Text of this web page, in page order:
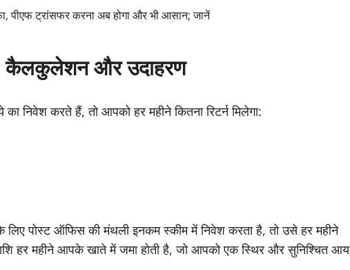
पीएफ ट्रांसफर करना अब होगा और भी आसान; जानें
कैलकुलेशन और उदाहरण
करते हैं, तो आपको हर महीने कितना रिटर्न मिलेगा:
पोस्ट ऑफिस की मंथली इनकम स्कीम में निवेश करता है, तो उसे हर महीने
हर महीने आपके खाते में जमा होती है, जो आपको एक स्थिर और सुनिश्चित आय